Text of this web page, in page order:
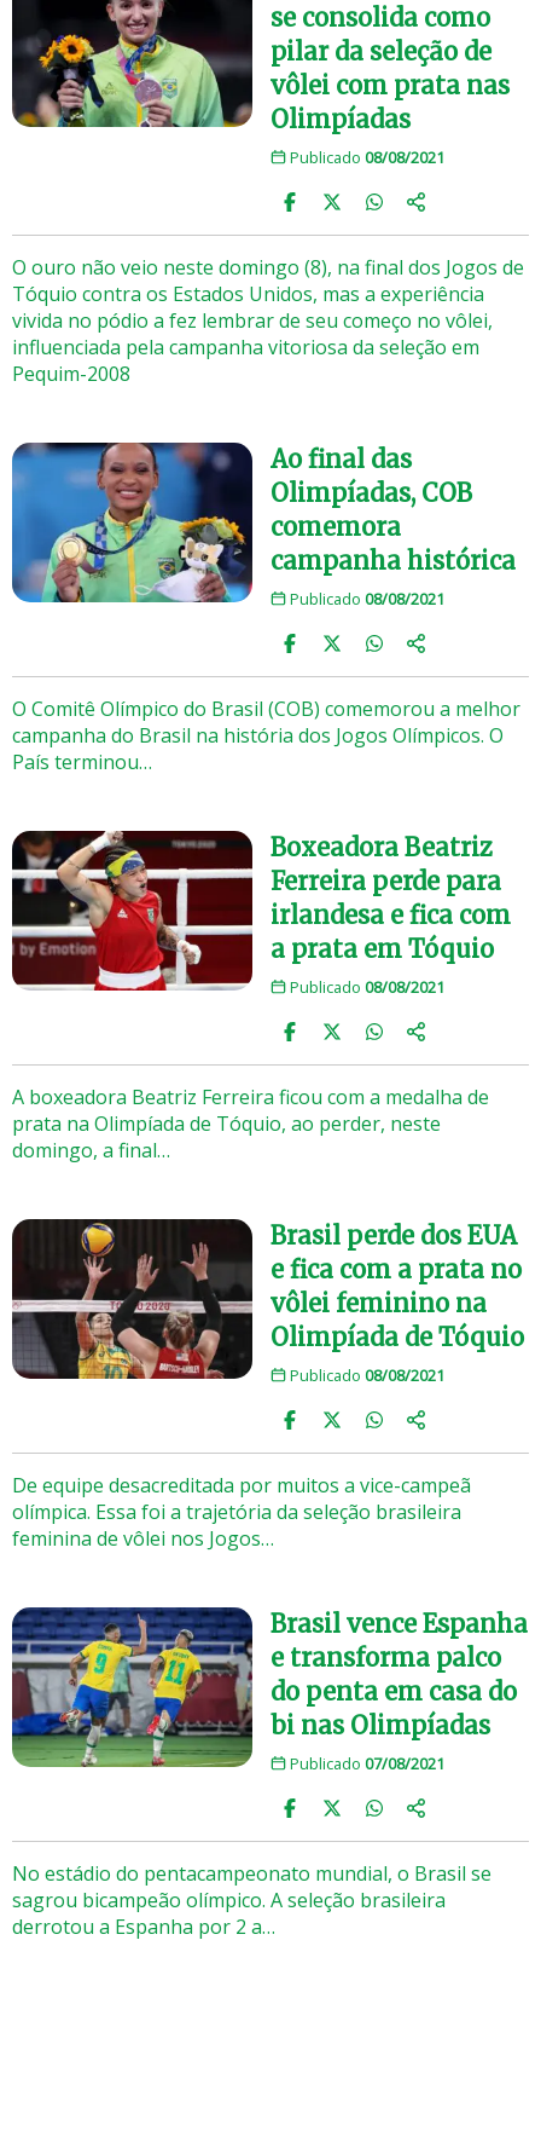
se consolida como
pilar da seleção de
vôlei com prata nas
Olimpíadas
Publicado 08/08/2021
O ouro não veio neste domingo (8), na final dos Jogos de
Tóquio contra os Estados Unidos, mas a experiência
vivida no pódio a fez lembrar de seu começo no vôlei,
influenciada pela campanha vitoriosa da seleção em
Pequim-2008
Ao final das
Olimpíadas, COB
comemora
campanha histórica
Publicado 08/08/2021
O Comitê Olímpico do Brasil (COB) comemorou a melhor
campanha do Brasil na história dos Jogos Olímpicos. O
País terminou…
Boxeadora Beatriz
Ferreira perde para
irlandesa e fica com
a prata em Tóquio
Publicado 08/08/2021
A boxeadora Beatriz Ferreira ficou com a medalha de
prata na Olimpíada de Tóquio, ao perder, neste
domingo, a final…
Brasil perde dos EUA
e fica com a prata no
vôlei feminino na
Olimpíada de Tóquio
Publicado 08/08/2021
De equipe desacreditada por muitos a vice-campeã
olímpica. Essa foi a trajetória da seleção brasileira
feminina de vôlei nos Jogos…
Brasil vence Espanha
e transforma palco
do penta em casa do
bi nas Olimpíadas
Publicado 07/08/2021
No estádio do pentacampeonato mundial, o Brasil se
sagrou bicampeão olímpico. A seleção brasileira
derrotou a Espanha por 2 a…